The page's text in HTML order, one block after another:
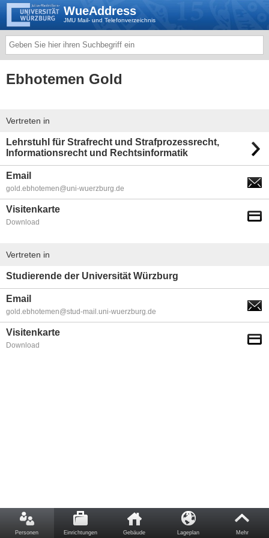
WueAddress
JMU Mail- und Telefonverzeichnis
Ebhotemen Gold
Vertreten in
Lehrstuhl für Strafrecht und Strafprozessrecht,
Informationsrecht und Rechtsinformatik
Email
gold.ebhotemen@uni-wuerzburg.de
Visitenkarte
Download
Vertreten in
Studierende der Universität Würzburg
Email
gold.ebhotemen@stud-mail.uni-wuerzburg.de
Visitenkarte
Download
Personen Einrichtungen Gebäude Lageplan Mehr